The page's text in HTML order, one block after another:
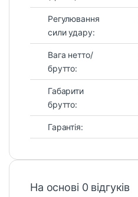
Регулювання
сили удару:
Вага нетто/
брутто:
Габарити
брутто:
Гарантія:
На основі 0 відгуків